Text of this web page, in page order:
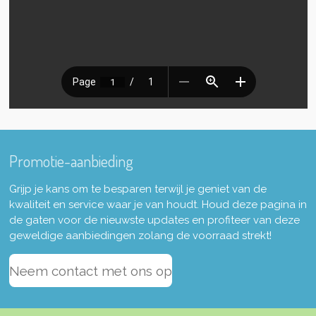
Promotie-aanbieding
Grijp je kans om te besparen terwijl je geniet van de
kwaliteit en service waar je van houdt. Houd deze pagina in
de gaten voor de nieuwste updates en profiteer van deze
geweldige aanbiedingen zolang de voorraad strekt!
Neem contact met ons op